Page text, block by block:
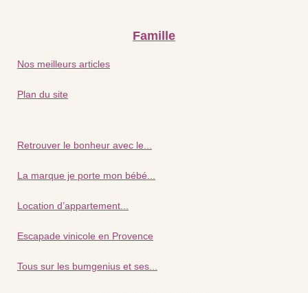
Famille
Nos meilleurs articles
Plan du site
Retrouver le bonheur avec le...
La marque je porte mon bébé...
Location d’appartement...
Escapade vinicole en Provence
Tous sur les bumgenius et ses...